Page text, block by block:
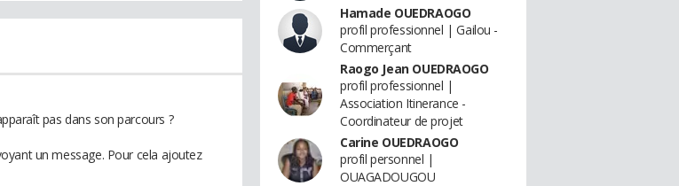
pas dans son parcours ?
un message. Pour cela ajoutez
Hamade OUEDRAOGO
profil professionnel | Gailou -
Commerçant
Raogo Jean OUEDRAOGO
profil professionnel |
Association Itinerance -
Coordinateur de projet
Carine OUEDRAOGO
profil personnel |
OUAGADOUGOU